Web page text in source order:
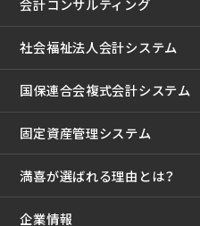
会計コンサルティング
社会福祉法人会計システム
国保連合会複式会計システム
固定資産管理システム
満喜が選ばれる理由とは？
企業情報